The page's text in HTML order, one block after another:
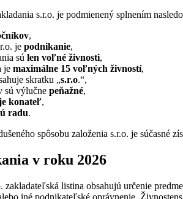
s.r.o. je podmienený splnením
,
je podnikanie,
sú len voľné živnosti,
je maximálne 15 voľných živností,
skratku „s.r.o.“,
sú výlučne peňažné,
konateľ,
radu.
spôsobu založenia s.r.o. je súčasné
v roku 2026
zakladateľská listina obsahujú určenie